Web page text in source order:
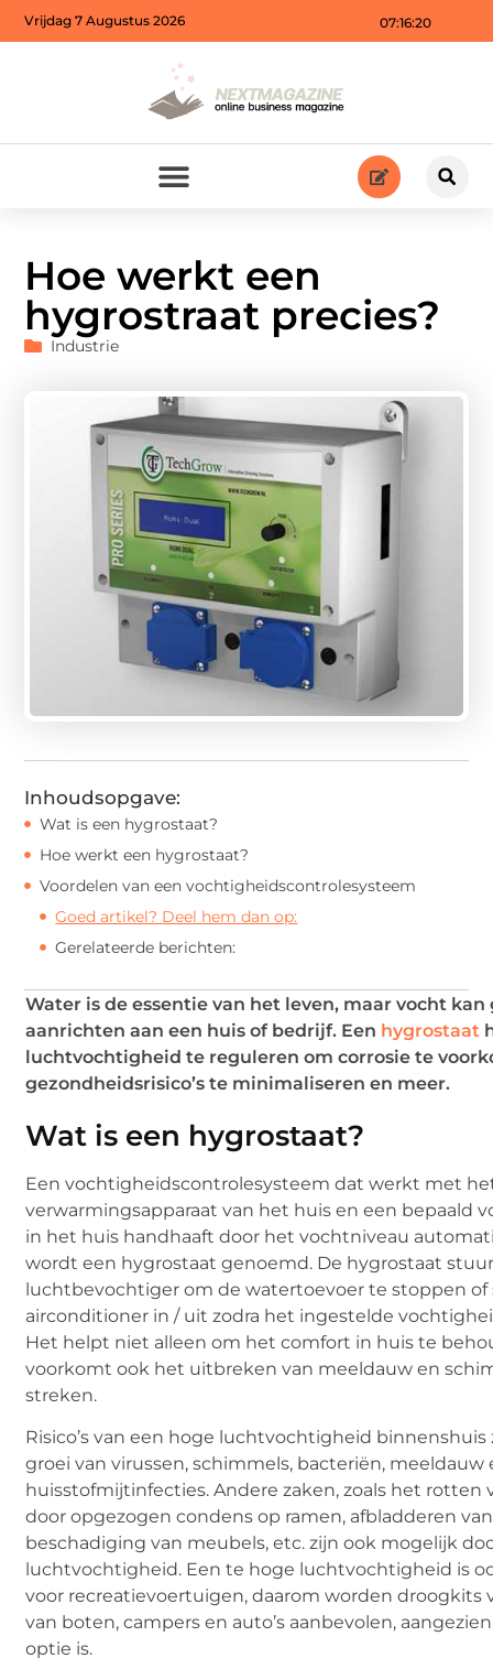
07:16:21
Vrijdag 7 Augustus 2026
Hoe werkt een
hygrostraat precies?
Industrie
Inhoudsopgave:
Wat is een hygrostaat?
Hoe werkt een hygrostaat?
Voordelen van een vochtigheidscontrolesysteem
Goed artikel? Deel hem dan op:
Gerelateerde berichten:
Water is de essentie van het leven, maar vocht kan
aanrichten aan een huis of bedrijf. Een hygrostaat
luchtvochtigheid te reguleren om corrosie te
gezondheidsrisico’s te minimaliseren en meer.
Wat is een hygrostaat?
Een vochtigheidscontrolesysteem dat werkt met
verwarmingsapparaat van het huis en een bepaald
in het huis handhaaft door het vochtniveau
wordt een hygrostaat genoemd. De hygrostaat
luchtbevochtiger om de watertoevoer te stoppen of
airconditioner in / uit zodra het ingestelde
Het helpt niet alleen om het comfort in huis te
voorkomt ook het uitbreken van meeldauw en
streken.
Risico’s van een hoge luchtvochtigheid
groei van virussen, schimmels, bacteriën, meeldauw
huisstofmijtinfecties. Andere zaken, zoals het rotten
door opgezogen condens op ramen, afbladderen
beschadiging van meubels, etc. zijn ook mogelijk
luchtvochtigheid. Een te hoge luchtvochtigheid is
voor recreatievoertuigen, daarom worden droogkits
van boten, campers en auto’s aanbevolen,
optie is.